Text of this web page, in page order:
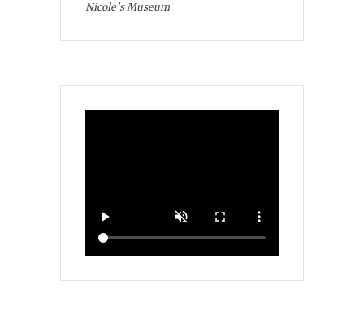
Nicole's Museum